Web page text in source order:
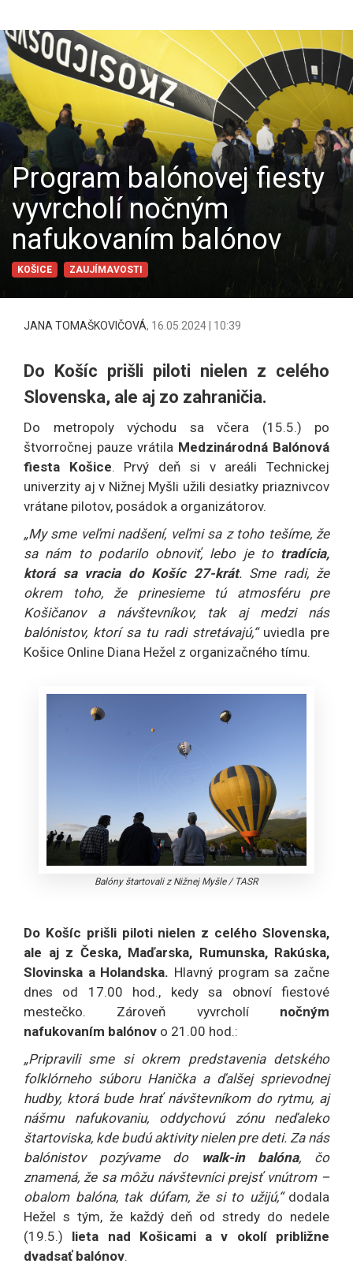
Program balónovej fiesty
vyvrcholí nočným
nafukovaním balónov
KOŠICE ZAUJÍMAVOSTI
JANA TOMAŠKOVIČOVÁ, 16.05.2024 | 10:39
Do Košíc prišli piloti nielen z celého
Slovenska, ale aj zo zahraničia.
Do metropoly východu sa včera (15.5.) po
štvorročnej pauze vrátila Medzinárodná Balónová
fiesta Košice. Prvý deň si v areáli Technickej
univerzity aj v Nižnej Myšli užili desiatky priaznivcov
vrátane pilotov, posádok a organizátorov.
„My sme veľmi nadšení, veľmi sa z toho tešíme, že
sa nám to podarilo obnoviť, lebo je totradícia,
ktorá sa vracia do Košíc 27-krát. Sme radi, že
okrem toho, že prinesieme tú atmosféru pre
Košičanov a návštevníkov, tak aj medzi nás
balónistov, ktorí sa tu radi stretávajú,“ uviedla pre
Košice Online Diana Hežel z organizačného tímu.
Balóny štartovali z Nižnej Myšle/ TASR
Do Košíc prišli piloti nielen z celého Slovenska,
ale aj z Česka, Maďarska, Rumunska, Rakúska,
Slovinska a Holandska. Hlavný program sa začne
dnes od 17.00 hod., kedy sa obnoví fiestové
mestečko. Zároveň vyvrcholí nočným
nafukovaním balónov o 21.00 hod.:
„Pripravili sme si okrem predstavenia detského
folklórneho súboru Hanička a ďalšej sprievodnej
hudby, ktorá bude hrať návštevníkom do rytmu, aj
nášmu nafukovaniu, oddychovú zónu neďaleko
štartoviska, kde budú aktivity nielen pre deti. Za nás
balónistov pozývame do
walk-in balóna, čo
znamená, že sa môžu návštevníci prejsť vnútrom –
obalom balóna, tak dúfam, že si to užijú,“dodala
Hežel s tým, že každý deň od stredy do nedele
(19.5.) lieta nad Košicami a v okolí približne
dvadsať balónov.